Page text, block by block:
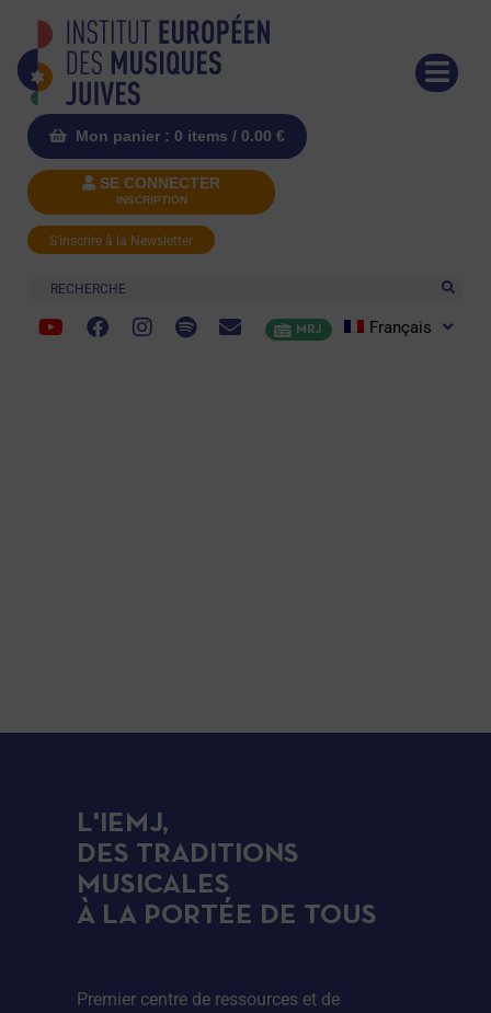
Mon panier : 0 items / 0.00 €
SE CONNECTER
INSCRIPTION
S'inscrire à la Newsletter
Recherche
MRJ Français
L'IEMJ,
DES TRADITIONS
MUSICALES
À LA PORTÉE DE TOUS
Premier centre de ressources et de